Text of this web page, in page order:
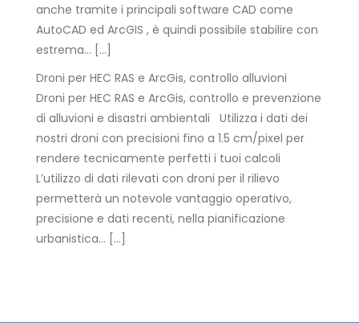
anche tramite i principali software CAD come
AutoCAD ed ArcGIS , è quindi possibile stabilire con
estrema… […]
Droni per HEC RAS e ArcGis, controllo alluvioni
Droni per HEC RAS e ArcGis, controllo e prevenzione
di alluvioni e disastri ambientali Utilizza i dati dei
nostri droni con precisioni fino a 1.5 cm/pixel per
rendere tecnicamente perfetti i tuoi calcoli
L’utilizzo di dati rilevati con droni per il rilievo
permetterà un notevole vantaggio operativo,
precisione e dati recenti, nella pianificazione
urbanistica… […]